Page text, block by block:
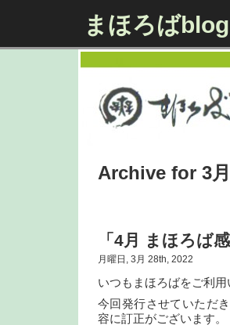
まほろばblog
Archive for 3
「4月 まほろば
月曜日, 3月 28th, 2022
いつもまほろばをご利
今回発行させていただ
容に訂正がございます。